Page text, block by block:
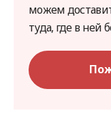
можем
туда, где в ней